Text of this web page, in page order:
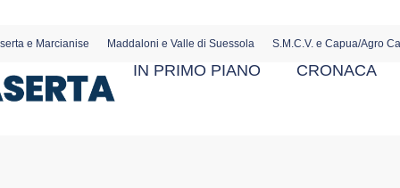
e Marcianise Maddaloni e Valle di Suessola S.M.C.V. e Capua/Agro
IN PRIMO PIANO CRONACA